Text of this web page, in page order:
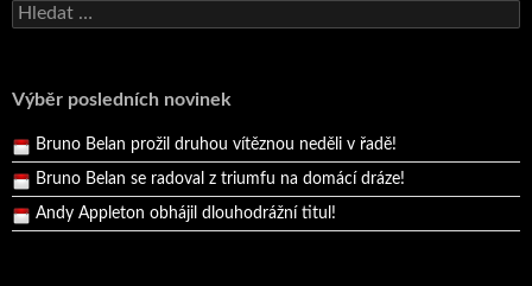
Vyhledávání
Výběr posledních novinek
Andy Appleton obhájil dlouhodrážní titul!
Bruno Belan se radoval z triumfu na domácí dráze!
Andy Appleton obhájil dlouhodrážní titul!
Reprezentační dvojice brala český titul!